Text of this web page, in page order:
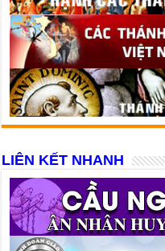
LIÊN KẾT NHANH